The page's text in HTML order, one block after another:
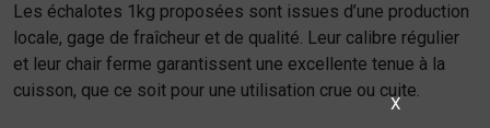
Les échalotes 1kg proposées sont issues d’une production
locale, gage de fraîcheur et de qualité. Leur calibre régulier
et leur chair ferme garantissent une excellente tenue à la
cuisson, que ce soit pour une utilisation crue ou cuite.
X